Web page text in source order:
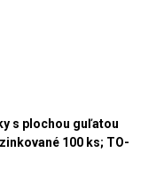
s plochou guľatou
100 ks; TO-